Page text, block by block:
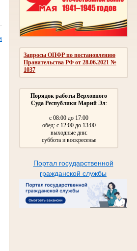
Запросы ОПФР по постановлению
Правительства РФ от 28.06.2021 №
1037
Порядок работы Верховного
Суда Республики Марий Эл:
с 08:00 до 17:00
обед: с 12:00 до 13:00
выходные дни:
суббота и воскресенье
Портал государственной
гражданской службы